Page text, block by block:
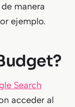
manera
ejemplo.
Search
acceder al